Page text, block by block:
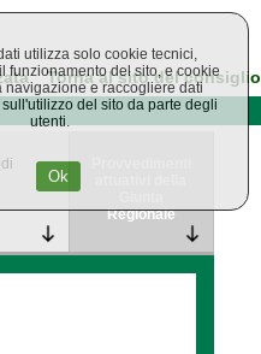
Torna al sito del consiglio
Regionale
utilizza solo cookie tecnici,
funzionamento del sito, e cookie
navigazione e raccogliere dati
del sito da parte degli
utenti.
Ok